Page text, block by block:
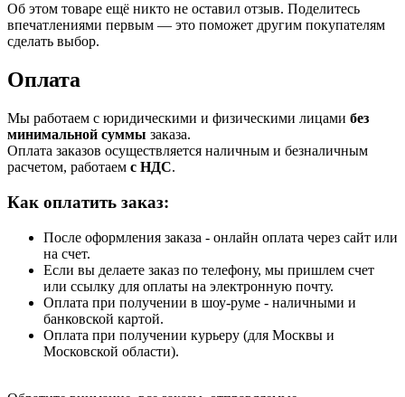
Об этом товаре ещё никто не оставил отзыв. Поделитесь
впечатлениями первым — это поможет другим покупателям
сделать выбор.
Оплата
Мы работаем с юридическими и физическими лицами без
минимальной суммы заказа.
Оплата заказов осуществляется наличным и безналичным
расчетом, работаем с НДС.
Как оплатить заказ:
После оформления заказа - онлайн оплата через сайт или
на счет.
Если вы делаете заказ по телефону, мы пришлем счет
или ссылку для оплаты на электронную почту.
Оплата при получении в шоу-руме - наличными и
банковской картой.
Оплата при получении курьеру (для Москвы и
Московской области).